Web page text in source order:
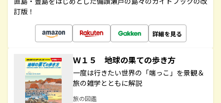
訂版！
詳細を見る
Ｗ１５ 地球の果ての歩き方
一度は行きたい世界の「端っこ」を景観＆
旅の雑学とともに解説
旅の図鑑